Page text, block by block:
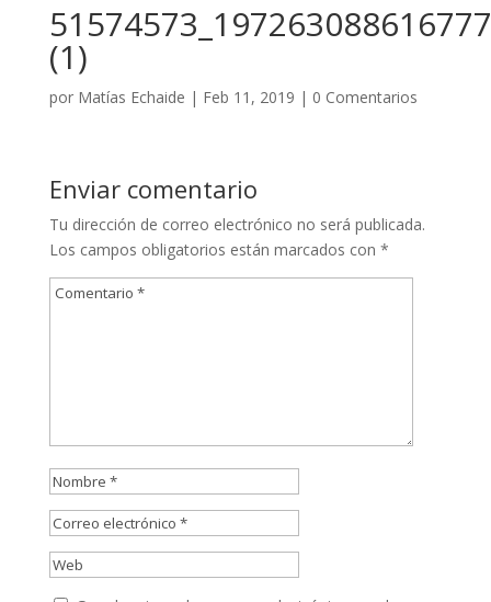
(1)
por Matías Echaide | Feb 11, 2019 | 0 Comentarios
Enviar comentario
Tu dirección de correo electrónico no será publicada.
Los campos obligatorios están marcados con *